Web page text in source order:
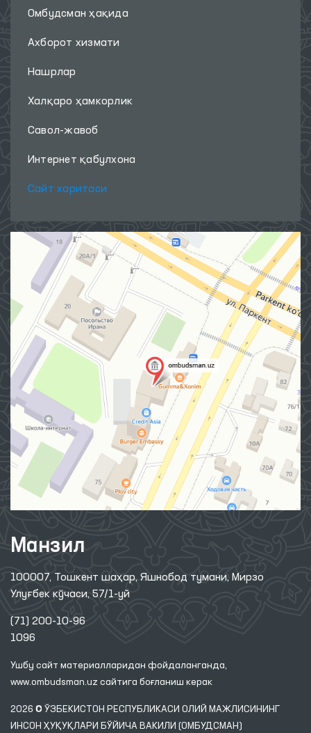
Омбудсман ҳақида
Ахборот хизмати
Нашрлар
Халқаро ҳамкорлик
Савол-жавоб
Интернет қабулхона
Сайт харитаси
Манзил
100007, Тошкент шаҳар, Яшнобод тумани, Мирзо
Улуғбек кўчаси, 57/1-уй
(71) 200-10-96
1096
Ушбу сайт материалларидан фойдаланганда,
www.ombudsman.uz сайтига боғланиш керак
2026 © ЎЗБЕКИСТОН РЕСПУБЛИКАСИ ОЛИЙ МАЖЛИСИНИНГ
ИНСОН ҲУҚУҚЛАРИ БЎЙИЧА ВАКИЛИ (ОМБУДСМАН)